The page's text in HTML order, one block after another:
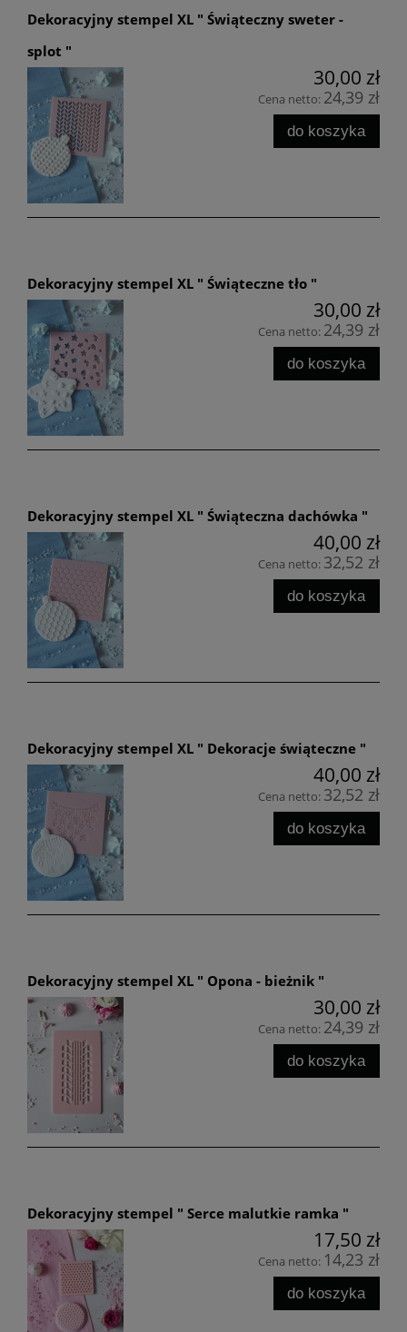
Dekoracyjny stempel XL " Świąteczny sweter -
splot "
30,00 zł
Cena netto: 24,39 zł
do koszyka
Dekoracyjny stempel XL " Świąteczne tło "
30,00 zł
Cena netto: 24,39 zł
do koszyka
Dekoracyjny stempel XL " Świąteczna dachówka "
40,00 zł
Cena netto: 32,52 zł
do koszyka
Dekoracyjny stempel XL " Dekoracje świąteczne "
40,00 zł
Cena netto: 32,52 zł
do koszyka
Dekoracyjny stempel XL " Opona - bieżnik "
30,00 zł
Cena netto: 24,39 zł
do koszyka
Dekoracyjny stempel " Serce malutkie ramka "
17,50 zł
Cena netto: 14,23 zł
do koszyka